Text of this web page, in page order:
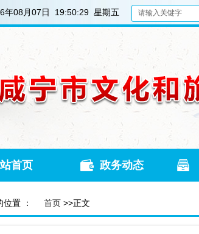
年08月07日 19:50:32 星期五
首页 政务动态
置 ： 首页 >>正文